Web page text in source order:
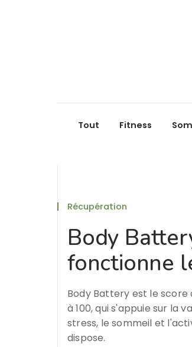
Tout Fitness
Récupération
Body
fonctionne
Body Battery est le score
à 100, qui s'appuie sur la
stress, le sommeil et
dispose.